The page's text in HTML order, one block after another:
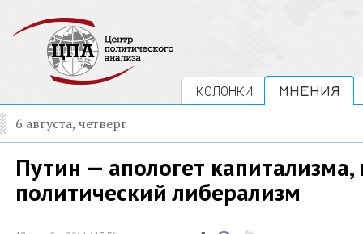
КОЛОНКИ МНЕНИЯ
6 августа, четверг
Путин — апологет капитализма,
политический либерализм